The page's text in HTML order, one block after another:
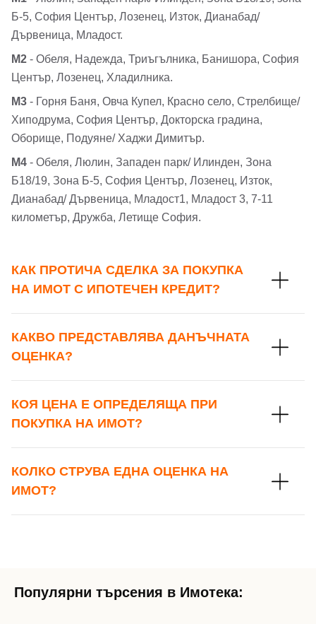
Б-5, София Център, Лозенец, Изток, Дианабад/
Дървеница, Младост.
М2 - Обеля, Надежда, Триъгълника, Банишора, София
Център, Лозенец, Хладилника.
М3 - Горня Баня, Овча Купел, Красно село, Стрелбище/
Хиподрума, София Център, Докторска градина,
Оборище, Подуяне/ Хаджи Димитър.
М4 - Обеля, Люлин, Западен парк/ Илинден, Зона
Б18/19, Зона Б-5, София Център, Лозенец, Изток,
Дианабад/ Дървеница, Младост1, Младост 3, 7-11
километър, Дружба, Летище София.
КАК ПРОТИЧА СДЕЛКА ЗА ПОКУПКА
НА ИМОТ С ИПОТЕЧЕН КРЕДИТ?
КАКВО ПРЕДСТАВЛЯВА ДАНЪЧНАТА
ОЦЕНКА?
КОЯ ЦЕНА Е ОПРЕДЕЛЯЩА ПРИ
ПОКУПКА НА ИМОТ?
КОЛКО СТРУВА ЕДНА ОЦЕНКА НА
ИМОТ?
Популярни търсения в Имотека: